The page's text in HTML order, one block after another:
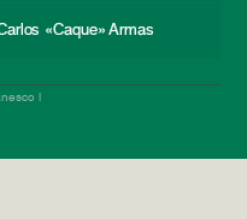
«Caque» Armas
|